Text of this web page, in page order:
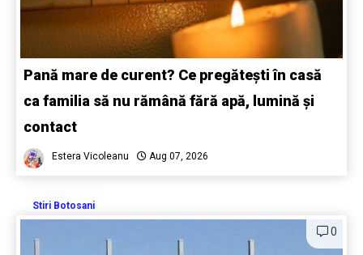
Pană mare de curent? Ce pregătești în casă
ca familia să nu rămână fără apă, lumină și
contact
Estera Vicoleanu Aug 07, 2026
Stiri Botosani
0